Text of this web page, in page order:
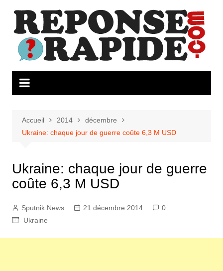
contenu
Accueil 2014
décembre
Ukraine: chaque jour de guerre coûte 6,3 M USD
Ukraine: chaque jour de guerre
coûte 6,3 M USD
Sputnik News 21 décembre 2014
0
Ukraine